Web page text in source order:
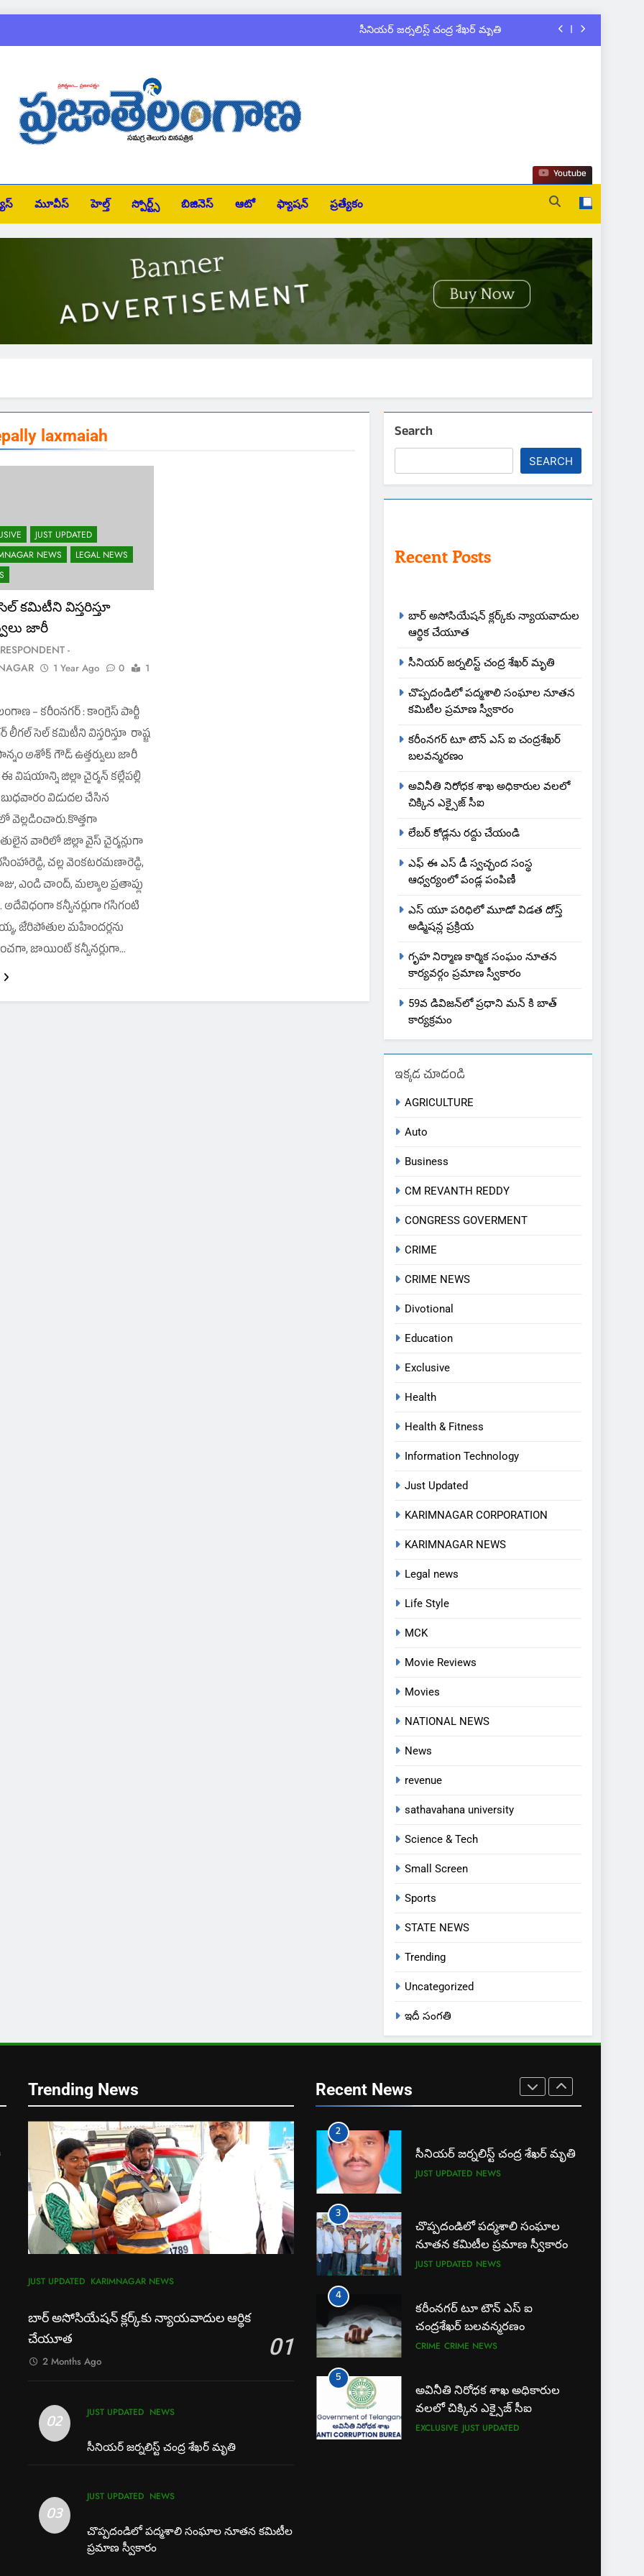
సీనియర్ జర్నలిస్ట్ చంద్ర శేఖర్ మృతి
బార్ అసోసియేషన్ క్లర్క్‌కు న్యాయవాదుల ఆర్థిక చేయూత
చొప్పదండిలో పద్మశాలి సంఘాల నూతన కమిటీల ప్రమాణ స్వీకారం
మూవీస్ హెల్త్ స్పోర్ట్స్ బిజినెస్ ఆటో ఫ్యాషన్ ప్రత్యేకం
Youtube
laxmaiah
JUST UPDATED
NEWS
LEGAL NEWS
కమిటీని విస్తరిస్తూ
జారీ
-
1 Year Ago 0
1
– కరీంనగర్ : కాంగ్రెస్ పార్టీ
లీగల్ సెల్ కమిటీని విస్తరిస్తూ రాష్ట్ర
అశోక్ గౌడ్ ఉత్తర్వులు జారీ
విషయాన్ని జిల్లా చైర్మన్ కల్లేపల్లి
బుధవారం విడుదల చేసిన
వెల్లడించారు.కొత్తగా
వారిలో జిల్లా వైస్ చైర్మన్లుగా
చల్ల వెంకటరమణారెడ్డి,
ఎండి చాంద్, మల్యాల ప్రతాప్లు
అదేవిధంగా కన్వీనర్లుగా గసిగంటి
జేరిపోతుల మహేందర్లను
జాయింట్ కన్వీనర్లుగా…
Search
SEARCH
Recent Posts
బార్ అసోసియేషన్ క్లర్క్‌కు న్యాయవాదుల
ఆర్థిక చేయూత
సీనియర్ జర్నలిస్ట్ చంద్ర శేఖర్ మృతి
చొప్పదండిలో పద్మశాలి సంఘాల నూతన
కమిటీల ప్రమాణ స్వీకారం
కరీంనగర్ టూ టౌన్ ఎస్ ఐ చంద్రశేఖర్
బలవన్మరణం
అవినీతి నిరోధక శాఖ అధికారుల వలలో
చిక్కిన ఎక్సైజ్ సీఐ
లేబర్ కోడ్లను రద్దు చేయండి
ఎఫ్ ఈ ఎస్ డీ స్వచ్ఛంద సంస్థ
ఆధ్వర్యంలో పండ్ల పంపిణీ
ఎస్ యూ పరిధిలో మూడో విడత దోస్త్
అడ్మిషన్ల ప్రక్రియ
గృహ నిర్మాణ కార్మిక సంఘం నూతన
కార్యవర్గం ప్రమాణ స్వీకారం
59వ డివిజన్‌లో ప్రధాని మన్ కి బాత్
కార్యక్రమం
ఇక్కడ చూడండి
AGRICULTURE
Auto
Business
CM REVANTH REDDY
CONGRESS GOVERMENT
CRIME
CRIME NEWS
Divotional
Education
Exclusive
Health
Health & Fitness
Information Technology
Just Updated
KARIMNAGAR CORPORATION
KARIMNAGAR NEWS
Legal news
Life Style
MCK
Movie Reviews
Movies
NATIONAL NEWS
News
revenue
sathavahana university
Science & Tech
Small Screen
Sports
STATE NEWS
Trending
Uncategorized
ఇదీ సంగతి
Trending News
JUST UPDATED KARIMNAGAR NEWS
బార్ అసోసియేషన్ క్లర్క్‌కు న్యాయవాదుల ఆర్థిక
చేయూత
01
2 Months Ago
02 JUST UPDATED NEWS
సీనియర్ జర్నలిస్ట్ చంద్ర శేఖర్ మృతి
03
JUST UPDATED NEWS
చొప్పదండిలో పద్మశాలి సంఘాల నూతన కమిటీల
ప్రమాణ స్వీకారం
Recent News
వలలో చిక్కిన ఎక్సైజ్ సీఐ
NEWS
ఎఫ్ ఈ ఎస్ డీ స్వచ్ఛంద సంస్థ
ఎస్ యూ పరిధిలో మూడో విడత
EXCLUSIVE
1
న్యాయవాదుల ఆర్థిక చేయూత
KARIMNAGAR NEWS
2
సీనియర్ జర్నలిస్ట్ చంద్ర శేఖర్ మృతి
JUST UPDATED NEWS
3
చొప్పదండిలో పద్మశాలి సంఘాల
నూతన కమిటీల ప్రమాణ స్వీకారం
JUST UPDATED NEWS
4
కరీంనగర్ టూ టౌన్ ఎస్ ఐ
చంద్రశేఖర్ బలవన్మరణం
CRIME CRIME NEWS
5
అవినీతి నిరోధక శాఖ అధికారుల
వలలో చిక్కిన ఎక్సైజ్ సీఐ
EXCLUSIVE JUST UPDATED